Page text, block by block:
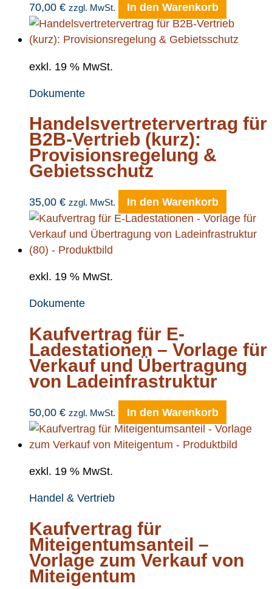
70,00 € zzgl. MwSt. In den Warenkorb
exkl. 19 % MwSt.
Dokumente
Handelsvertretervertrag für
B2B-Vertrieb (kurz):
Provisionsregelung &
Gebietsschutz
35,00 € zzgl. MwSt. In den Warenkorb
exkl. 19 % MwSt.
Dokumente
Kaufvertrag für E-
Ladestationen – Vorlage für
Verkauf und Übertragung
von Ladeinfrastruktur
50,00 € zzgl. MwSt. In den Warenkorb
exkl. 19 % MwSt.
Handel & Vertrieb
Kaufvertrag für
Miteigentumsanteil –
Vorlage zum Verkauf von
Miteigentum